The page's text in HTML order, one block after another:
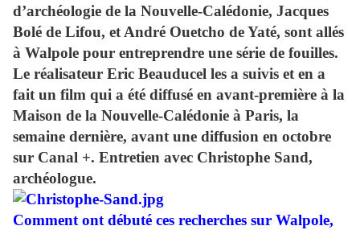
d’archéologie de la Nouvelle-Calédonie, Jacques
Bolé de Lifou, et André Ouetcho de Yaté, sont allés
à Walpole pour entreprendre une série de fouilles.
Le réalisateur Eric Beauducel les a suivis et en a
fait un film qui a été diffusé en avant-première à la
Maison de la Nouvelle-Calédonie à Paris, la
semaine dernière, avant une diffusion en octobre
sur Canal +. Entretien avec Christophe Sand,
archéologue.
Comment ont débuté ces recherches sur Walpole,